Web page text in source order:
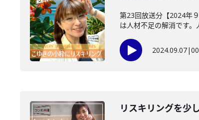
第23回放送分【2024年
は人材不足の解消です。
2024.09.07|
リスキリングを少